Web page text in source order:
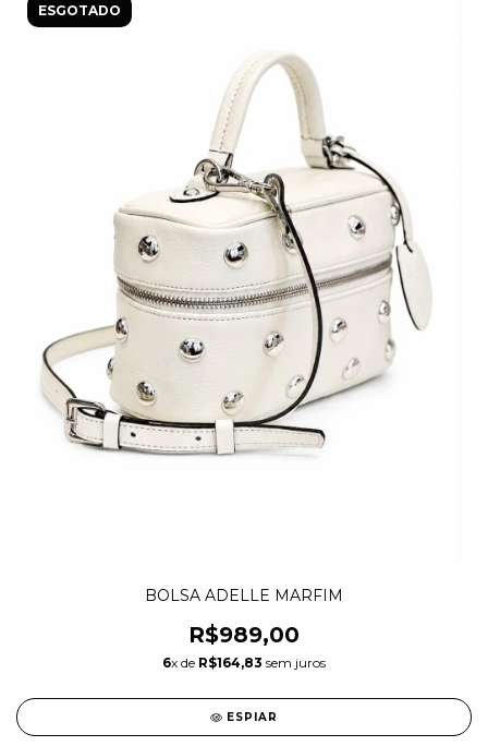
ESGOTADO
BOLSA ADELLE MARFIM
R$989,00
6x de R$164,83 sem juros
ESPIAR